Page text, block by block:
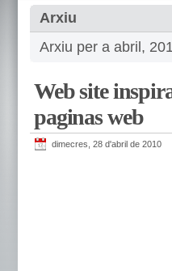
Arxiu
Arxiu per a abril,
Web site
paginas web
dimecres, 28 d'abril de 2010